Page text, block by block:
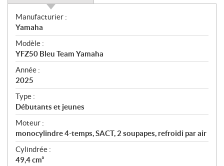
S
p
é
c
i
f
i
c
a
t
i
o
n
s
Manufacturier :
Yamaha
Modèle :
YFZ50 Bleu Team Yamaha
Année :
2025
Type :
Débutants et jeunes
Moteur :
monocylindre 4-temps, SACT, 2 soupapes, refroidi par air
Cylindrée :
49,4 cm³